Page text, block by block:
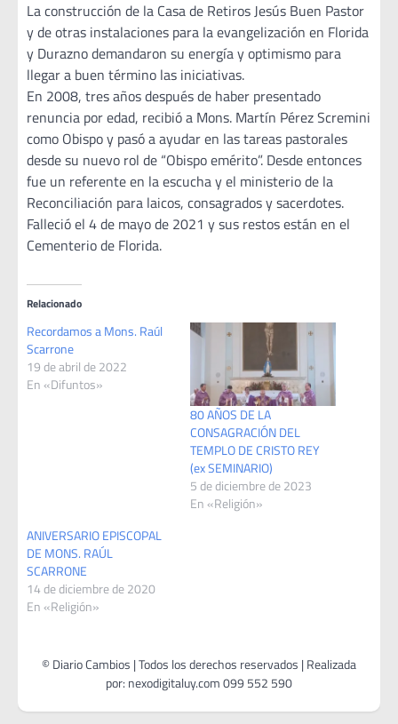
La construcción de la Casa de Retiros Jesús Buen Pastor
y de otras instalaciones para la evangelización en Florida
y Durazno demandaron su energía y optimismo para
llegar a buen término las iniciativas.
En 2008, tres años después de haber presentado
renuncia por edad, recibió a Mons. Martín Pérez Scremini
como Obispo y pasó a ayudar en las tareas pastorales
desde su nuevo rol de “Obispo emérito”. Desde entonces
fue un referente en la escucha y el ministerio de la
Reconciliación para laicos, consagrados y sacerdotes.
Falleció el 4 de mayo de 2021 y sus restos están en el
Cementerio de Florida.
Relacionado
Recordamos a Mons. Raúl
Scarrone
19 de abril de 2022
En «Difuntos»
80 AÑOS DE LA
CONSAGRACIÓN DEL
TEMPLO DE CRISTO REY
(ex SEMINARIO)
5 de diciembre de 2023
En «Religión»
ANIVERSARIO EPISCOPAL
DE MONS. RAÚL
SCARRONE
14 de diciembre de 2020
En «Religión»